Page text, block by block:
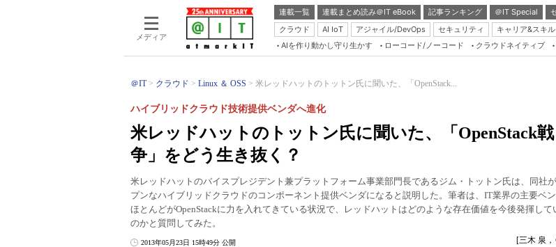
メディア
連載一覧 連載まとめ読み＠IT eBook 記事ランキング ＠IT Special
クラウド
AI IoT アジャイル/DevOps セキュリティ キャリア&スキル
AIを作り動かし守り生かす ローコード/ノーコード クラウドネイティブ
＠IT クラウド Linux ＆ OSS 米レッドハットのトットン氏に聞いた、「OpenStack...
米レッドハットのトットン氏に聞いた、「OpenStack戦
争」をどう生き抜く？
ハイブリッドクラウド技術提供ベンダへ進化
米レッドハットのバイスプレジデント兼プラットフォーム事業部門長であるジム・トットン氏は、同社
プンなハイブリッドクラウドのコンポーネント提供ベンダになると説明した。筆者は、IT業界の主要ベ
ほとんどがOpenStackに力を入れてきている状況で、レッドハットはどのような存在価値を今後発揮して
のかと質問してみた。
2013年05月23日 15時49分 公開 [三木 泉，